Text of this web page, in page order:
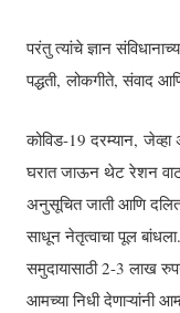
परंतु त्यांचे ज्ञान
पद्धती, लोकगीते, संवाद
कोविड-19 दरम्यान, जेव्हा
घरात जाऊन थेट रेशन
अनुसूचित जाती आणि
साधून नेतृत्वाचा पूल
समुदायासाठी 2-3 लाख
आमच्या निधी देणाऱ्यांनी